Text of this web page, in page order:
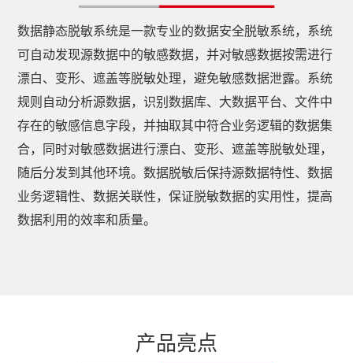
数据静态脱敏系统是一款专业的数据安全脱敏系统，系统
可自动发现源数据中的敏感数据，并对敏感数据按需进行
漂白、变形、遮盖等脱敏处理，避免敏感数据泄露。系统
规则自动分析源数据，识别数据库、大数据平台、文件中
存在的敏感信息字段，并抽取其中符合业务逻辑的数据集
合，同时对敏感数据进行漂白、变形、遮盖等脱敏处理，
随后分发到其他环境。数据脱敏后保持源数据特性、数据
业务逻辑性、数据关联性，保证脱敏数据的实用性，提高
数据利用的效率和质量。
产品亮点